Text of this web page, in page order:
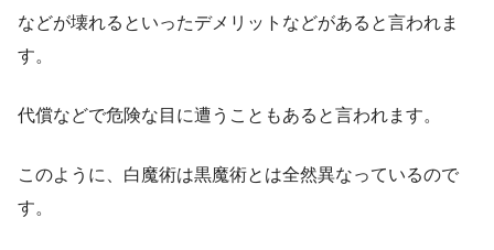
などが壊れるといったデメリットなどがあると言われま
す。
代償などで危険な目に遭うこともあると言われます。
このように、白魔術は黒魔術とは全然異なっているので
す。